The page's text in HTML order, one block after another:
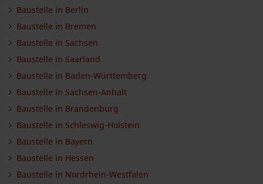
Baustelle in Berlin
Baustelle in Bremen
Baustelle in Sachsen
Baustelle in Saarland
Baustelle in Baden-Württemberg
Baustelle in Sachsen-Anhalt
Baustelle in Brandenburg
Baustelle in Schleswig-Holstein
Baustelle in Bayern
Baustelle in Hessen
Baustelle in Nordrhein-Westfalen